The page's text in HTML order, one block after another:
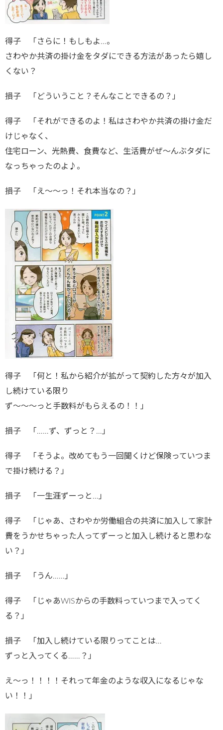
得子 「さらに！もしもよ…。
さわやか共済の掛け金をタダにできる方法があったら嬉し
くない？
損子 「どういうこと？そんなことできるの？」
得子 「それができるのよ！私はさわやか共済の掛け金だ
けじゃなく、
住宅ローン、光熱費、食費など、生活費がぜ～んぶタダに
なっちゃったのよ♪。
損子 「え～～っ！それ本当なの？」
得子 「何と！私から紹介が拡がって契約した方々が加入
し続けている限り
ず～～～っと手数料がもらえるの！！」
損子 「……ず、ずっと？…」
得子 「そうよ。改めてもう一回聞くけど保険っていつま
で掛け続ける？」
損子 「一生涯ずーっと…」
得子 「じゃあ、さわやか労働組合の共済に加入して家計
費をうかせちゃった人ってずーっと加入し続けると思わな
い？」
損子 「うん……」
得子 「じゃあWISからの手数料っていつまで入ってく
る？」
損子 「加入し続けている限りってことは…
ずっと入ってくる……？」
え～っ！！！！それって年金のような収入になるじゃな
い！！」